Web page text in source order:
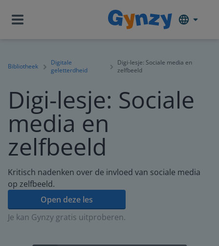
Bibliotheek
Digitale
geletterdheid
Digi-lesje: Sociale media en
zelfbeeld
Digi-lesje: Sociale
media en
zelfbeeld
Kritisch nadenken over de invloed van sociale media
op zelfbeeld.
Open deze les
Je kan Gynzy gratis uitproberen.